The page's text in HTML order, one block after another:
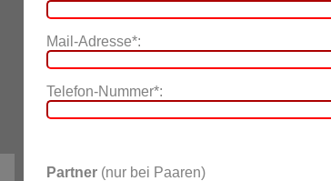
Mail-Adresse*:
Telefon-Nummer*:
Partner(nur bei Paaren)